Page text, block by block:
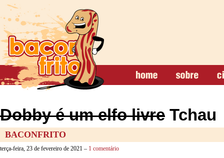
Dobby é um elfo livre Tchau
BACONFRITO
terça-feira, 23 de fevereiro de 2021 – 1 comentário